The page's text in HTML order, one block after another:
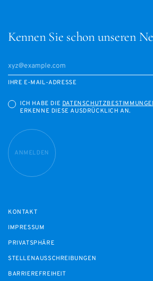
Kennen Sie schon unseren
IHRE E-MAIL-ADRESSE
ICH HABE DIE
ERKENNE DIESE AUSDRÜCKLICH AN.
ANMELDEN
KONTAKT
IMPRESSUM
PRIVATSPHÄRE
STELLENAUSSCHREIBUNGEN
BARRIEREFREIHEIT